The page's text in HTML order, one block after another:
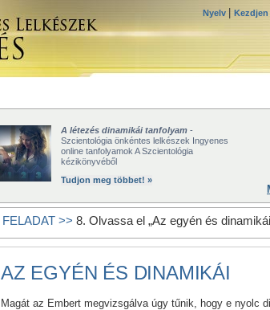
Nyelv
A létezés dinamikái tanfolyam -
Szcientológia önkéntes lelkészek Ingyenes
online tanfolyamok A Szcientológia
kézikönyvéből
Tudjon meg többet! »
FELADAT >> 8. Olvassa el „Az egyén és
AZ EGYÉN ÉS DINAMIKÁI
Magát az Embert megvizsgálva úgy tűnik, hogy e nyolc